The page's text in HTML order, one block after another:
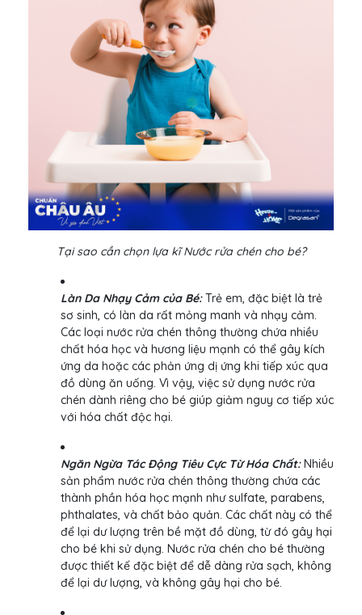
Tại sao cần chọn lựa kĩ Nước rửa chén cho bé?
Làn Da Nhạy Cảm của Bé:Trẻ em, đặc biệt là trẻ
sơ sinh, có làn da rất mỏng manh và nhạy cảm.
Các loại nước rửa chén thông thường chứa nhiều
chất hóa học và hương liệu mạnh có thể gây kích
ứng da hoặc các phản ứng dị ứng khi tiếp xúc qua
đồ dùng ăn uống. Vì vậy, việc sử dụng nước rửa
chén dành riêng cho bé giúp giảm nguy cơ tiếp xúc
với hóa chất độc hại.
Ngăn Ngừa Tác Động Tiêu Cực Từ Hóa Chất:Nhiều
sản phẩm nước rửa chén thông thường chứa các
thành phần hóa học mạnh như sulfate, parabens,
phthalates, và chất bảo quản. Các chất này có thể
để lại dư lượng trên bề mặt đồ dùng, từ đó gây hại
cho bé khi sử dụng. Nước rửa chén cho bé thường
được thiết kế đặc biệt để dễ dàng rửa sạch, không
để lại dư lượng, và không gây hại cho bé.